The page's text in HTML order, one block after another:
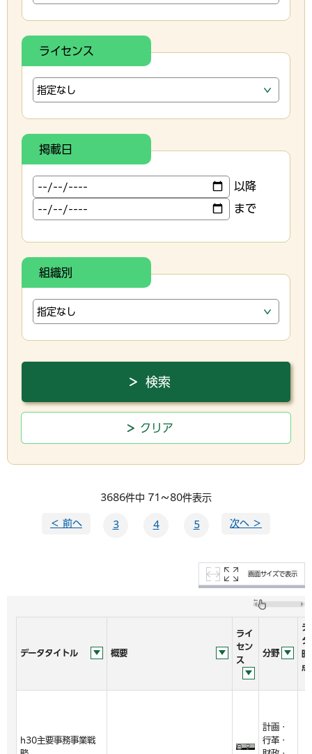
ライセンス
掲載日
以降
まで
組織別
3686件中 71～80件表示
＜ 前へ 3 4 5 次へ ＞
画面サイズで表示
データタイトル 概要
ライ
セン
ス
分野
デ
タ
時
点
h30主要事務事業戦
計画・
行革・